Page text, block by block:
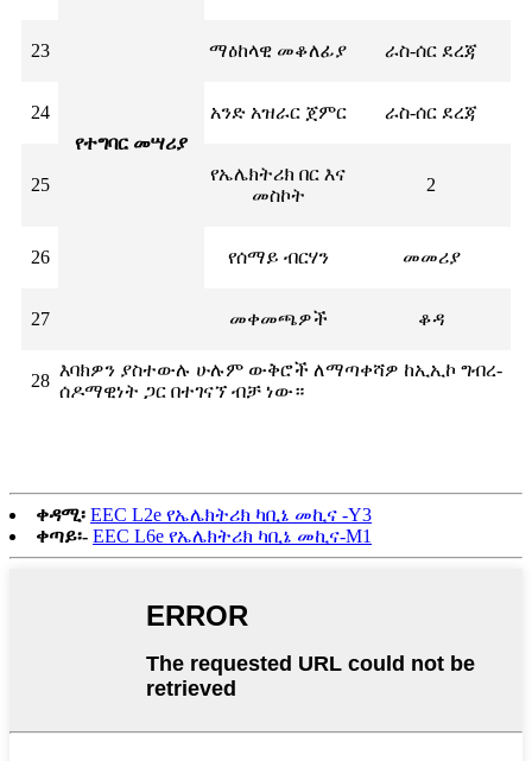
የተግባር መሣሪያ
23 ማዕከላዊ መቆለፊያ ራስ-ሰር ደረጃ
24 አንድ አዝራር ጀምር ራስ-ሰር ደረጃ
25
የኤሌክትሪክ በር እና
መስኮት
2
26 የሰማይ ብርሃን መመሪያ
27 መቀመጫዎች ቆዳ
28
እባክዎን ያስተውሉ ሁሉም ውቅሮች ለማጣቀሻዎ ከኢኢኮ ግብረ-
ሰዶማዊነት ጋር በተገናኘ ብቻ ነው።
ቀዳሚ፡ EEC L2e የኤሌክትሪክ ካቢኔ መኪና -Y3
ቀጣይ፡- EEC L6e የኤሌክትሪክ ካቢኔ መኪና-M1